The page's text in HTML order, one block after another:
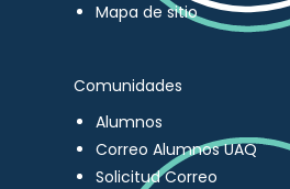
Mapa de sitio
Comunidades
Alumnos
Correo Alumnos UAQ
Solicitud Correo